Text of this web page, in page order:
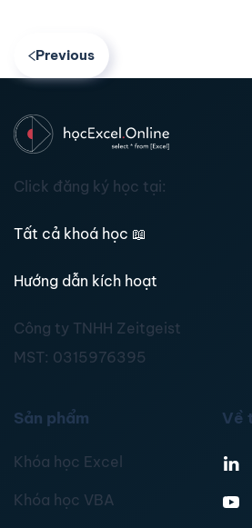
Previous
Click đăng ký học tại:
Tất cả khoá học 📖
Hướng dẫn kích hoạt
Công ty TNHH Zeitgeist
MST: 0315976395
Sản phẩm
Khóa học Excel
Khóa học VBA
Về